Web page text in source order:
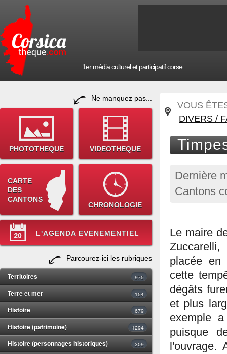
1er média culturel et participatif corse
Ne manquez pas...
PHOTOTHEQUE VIDEOTHEQUE
CARTE
DES
CANTONS
CHRONOLOGIE
L'AGENDA EVENEMENTIEL
Parcourez-ici les rubriques
Territoires 975
Terre et mer 154
Histoire 679
Histoire (patrimoine) 1294
Histoire (personnages historiques) 309
VOUS
DIVERS /
Dernière
Cantons
Le maire
placée en
cette
dégâts
et plus
exemple
puisque